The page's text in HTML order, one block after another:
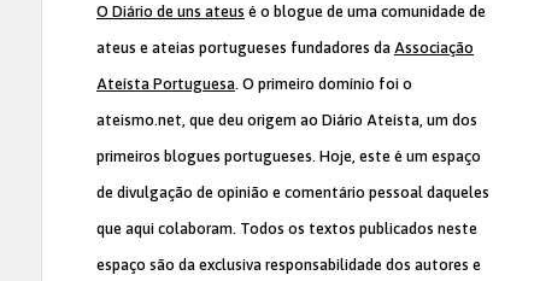
O Diário de uns ateus é o blogue de uma comunidade de
ateus e ateias portugueses fundadores da Associação
Ateísta Portuguesa. O primeiro domínio foi o
ateismo.net, que deu origem ao Diário Ateísta, um dos
primeiros blogues portugueses. Hoje, este é um espaço
de divulgação de opinião e comentário pessoal daqueles
que aqui colaboram. Todos os textos publicados neste
espaço são da exclusiva responsabilidade dos autores e